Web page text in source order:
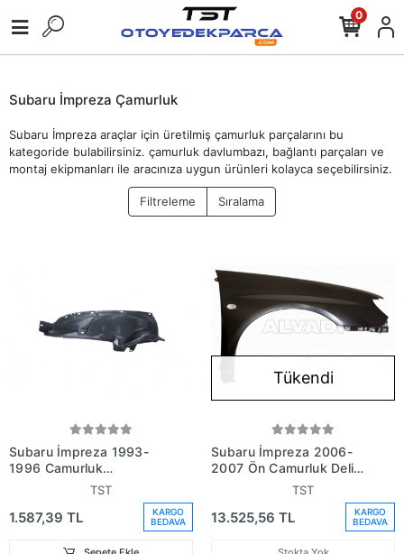
0
Subaru İmpreza Çamurluk
Subaru İmpreza araçlar için üretilmiş çamurluk parçalarını bu
kategoride bulabilirsiniz. çamurluk davlumbazı, bağlantı parçaları ve
montaj ekipmanları ile aracınıza uygun ürünleri kolayca seçebilirsiniz.
Filtreleme Sıralama
Subaru İmpreza 1993-
1996 Çamurluk
Davlumbazı Sağ Onün
(Adet) (Oem
TST
1.587,39 TL
KARGO
BEDAVA
Tükendi
Subaru İmpreza 2006-
2007 Ön Çamurluk Delikli
Sağ (Oem No:TST
13.525,56 TL
KARGO
BEDAVA